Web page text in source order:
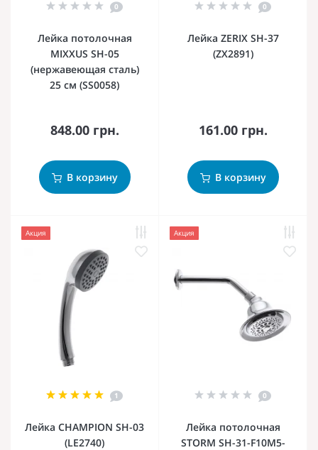
0
Лейка потолочная
MIXXUS SH-05
(нержавеющая сталь)
25 см (SS0058)
848.00 грн.
В корзину
0
Лейка ZERIX SH-37
(ZX2891)
161.00 грн.
В корзину
Акция
1
Лейка CHAMPION SH-03
(LE2740)
Акция
0
Лейка потолочная
STORM SH-31-F10M5-